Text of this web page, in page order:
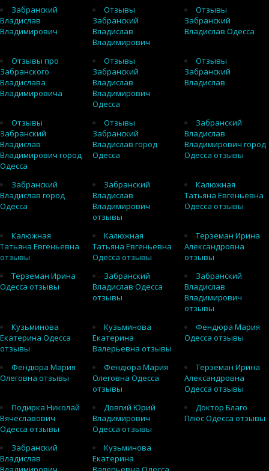
Забранский
Владислав
Владимирович
Отзывы
Забранский
Владислав
Владимирович
Отзывы
Забранский
Владислав Одесса
Отзывы про
Забранского
Владислава
Владимировича
Отзывы
Забранский
Владислав
Владимирович
Одесса
Отзывы
Забранский
Владислав
Отзывы
Забранский
Владислав
Владимирович город
Одесса
Отзывы
Забранский
Владислав город
Одесса
Забранский
Владислав
Владимирович город
Одесса отзывы
Забранский
Владислав город
Одесса
Забранский
Владислав
Владимирович
отзывы
Калюжная
Татьяна Евгеньевна
Одесса отзывы
Калюжная
Татьяна Евгеньевна
отзывы
Калюжная
Татьяна Евгеньевна
Одесса отзывы
Терземан Ирина
Александровна
отзывы
Терземан Ирина
Одесса отзывы
Забранский
Владислав Одесса
отзывы
Забранский
Владислав
Владимирович
отзывы
Кузьминова
Екатерина Одесса
отзывы
Кузьминова
Екатерина
Валерьевна отзывы
Фендюра Мария
Одесса отзывы
Фендюра Мария
Олеговна отзывы
Фендюра Мария
Олеговна Одесса
отзывы
Терземан Ирина
Александровна
Одесса отзывы
Подирка Николай
Вячеславович
Одесса отзывы
Довгий Юрий
Владимирович
Одесса отзывы
Доктор Благо
Плюс Одесса отзывы
Забранский
Владислав
Кузьминова
Екатерина